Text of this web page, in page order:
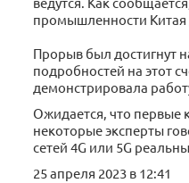
промышленности Китая
Прорыв был достигнут
подробностей на этот
демонстрировала
Ожидается, что первые
некоторые эксперты
сетей 4G или 5G
25 апреля 2023 в 12:41